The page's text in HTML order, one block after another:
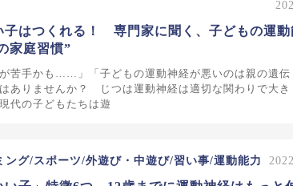
子はつくれる！ 専門家に聞く、子どもの運動
家庭習慣”
が苦手かも……」「子どもの運動神経が悪いのは親の遺伝
ありませんか？ じつは運動神経は適切な関わりで大き
代の子どもたちは遊
グ/スポーツ/外遊び・中遊び/習い事/運動能力